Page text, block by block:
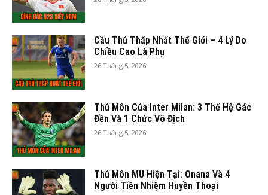
Cầu Thủ Thấp Nhất Thế Giới – 4 Lý Do
Chiều Cao Là Phụ
26 Tháng 5, 2026
Thủ Môn Của Inter Milan: 3 Thế Hệ Gác
Đền Và 1 Chức Vô Địch
26 Tháng 5, 2026
Thủ Môn MU Hiện Tại: Onana Và 4
Người Tiền Nhiệm Huyền Thoại